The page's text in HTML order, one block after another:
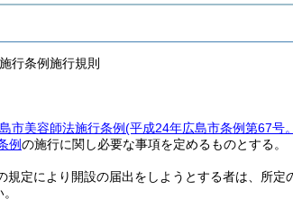
行条例施行規則
市美容師法施行条例(平成24年広島市条例第67号
例の施行に関し必要な事項を定めるものとする。
規定により開設の届出をしようとする者は、所